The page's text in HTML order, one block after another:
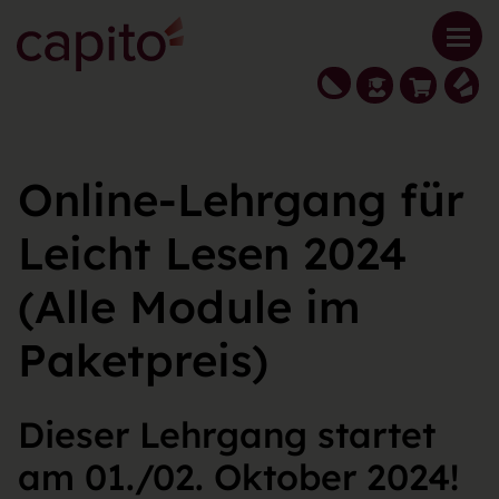
Online-Lehrgang für
Leicht Lesen 2024
(Alle Module im
Paketpreis)
Dieser Lehrgang startet
am 01./02. Oktober 2024!